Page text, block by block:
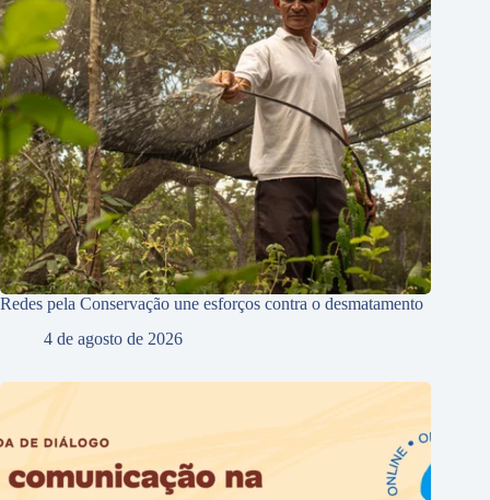
Redes pela Conservação une esforços contra o desmatamento
4 de agosto de 2026